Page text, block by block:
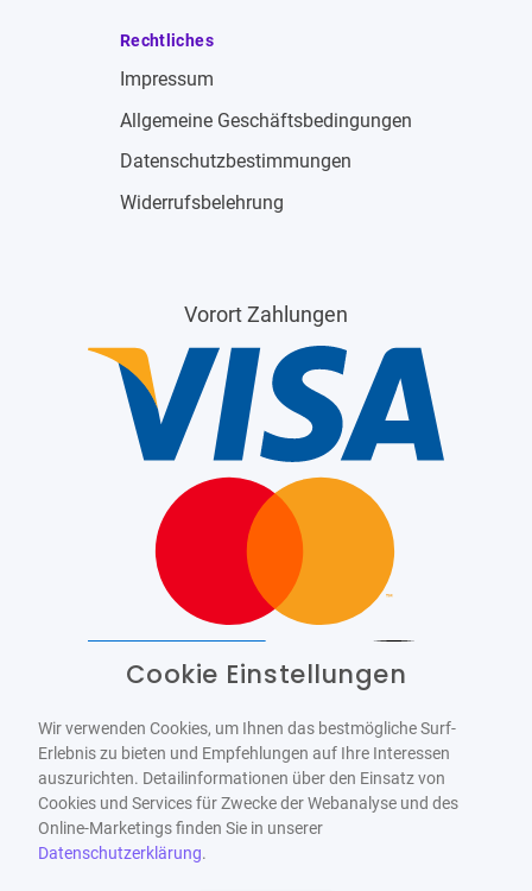
Rechtliches
Impressum
Allgemeine Geschäftsbedingungen
Datenschutzbestimmungen
Widerrufsbelehrung
Vorort Zahlungen
WCAG-2.1-AA
Cookie Einstellungen
Wir verwenden Cookies, um Ihnen das bestmögliche Surf-
Erlebnis zu bieten und Empfehlungen auf Ihre Interessen
auszurichten. Detailinformationen über den Einsatz von
Cookies und Services für Zwecke der Webanalyse und des
Online-Marketings finden Sie in unserer
Datenschutzerklärung.